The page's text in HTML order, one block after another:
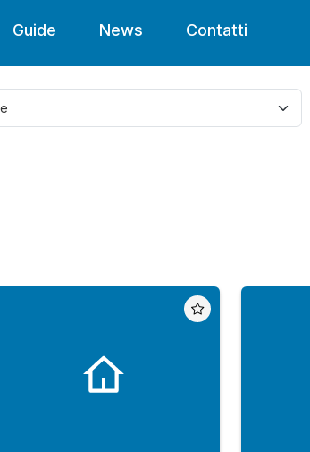
Guide News Contatti